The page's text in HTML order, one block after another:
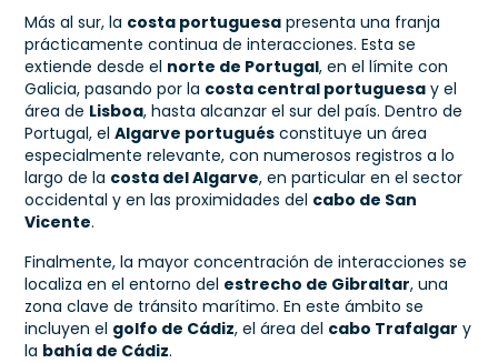
Más al sur, la costa portuguesa presenta una franja
prácticamente continua de interacciones. Esta se
extiende desde el norte de Portugal, en el límite con
Galicia, pasando por la costa central portuguesa y el
área de Lisboa, hasta alcanzar el sur del país. Dentro de
Portugal, el Algarve portugués constituye un área
especialmente relevante, con numerosos registros a lo
largo de la costa del Algarve, en particular en el sector
occidental y en las proximidades del cabo de San
Vicente.
Finalmente, la mayor concentración de interacciones se
localiza en el entorno del estrecho de Gibraltar, una
zona clave de tránsito marítimo. En este ámbito se
incluyen el golfo de Cádiz, el área del cabo Trafalgar y
la bahía de Cádiz.